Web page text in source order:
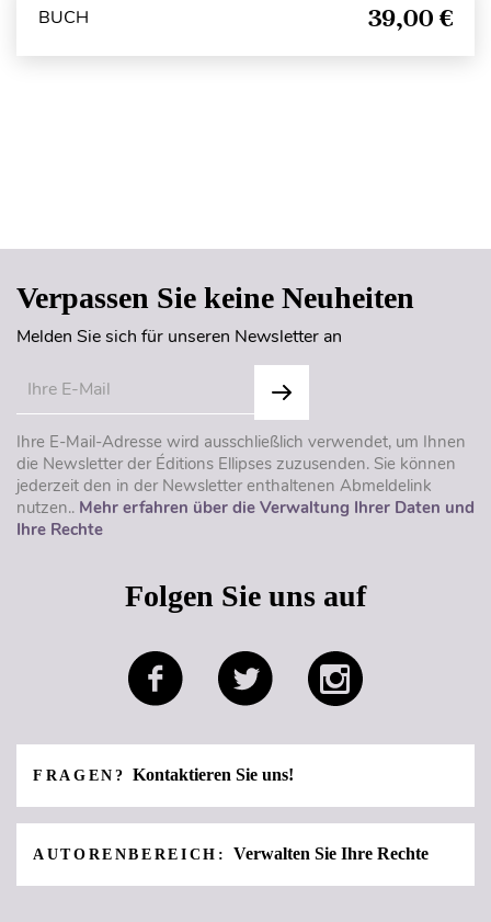
BUCH 39,00 €
Verpassen Sie keine Neuheiten
Melden Sie sich für unseren Newsletter an
Ihre E-Mail-Adresse wird ausschließlich verwendet, um Ihnen
die Newsletter der Éditions Ellipses zuzusenden. Sie können
jederzeit den in der Newsletter enthaltenen Abmeldelink
nutzen.. Mehr erfahren über die Verwaltung Ihrer Daten und
Ihre Rechte
Folgen Sie uns auf
FRAGEN? Kontaktieren Sie uns!
AUTORENBEREICH: Verwalten Sie Ihre Rechte